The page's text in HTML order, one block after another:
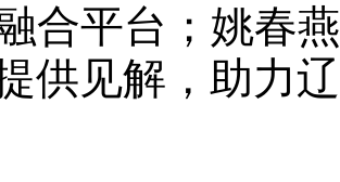
合平台；姚春
供见解，助力